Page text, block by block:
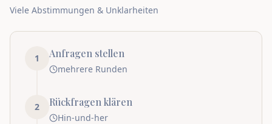
Viele Abstimmungen & Unklarheiten
1 Anfragen stellen
mehrere Runden
2 Rückfragen klären
Hin-und-her